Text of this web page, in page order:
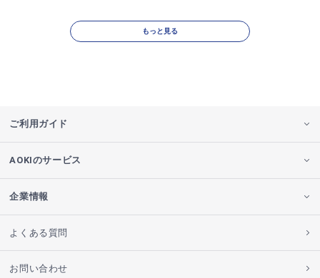
もっと見る
ご利用ガイド
AOKIのサービス
企業情報
よくある質問
お問い合わせ